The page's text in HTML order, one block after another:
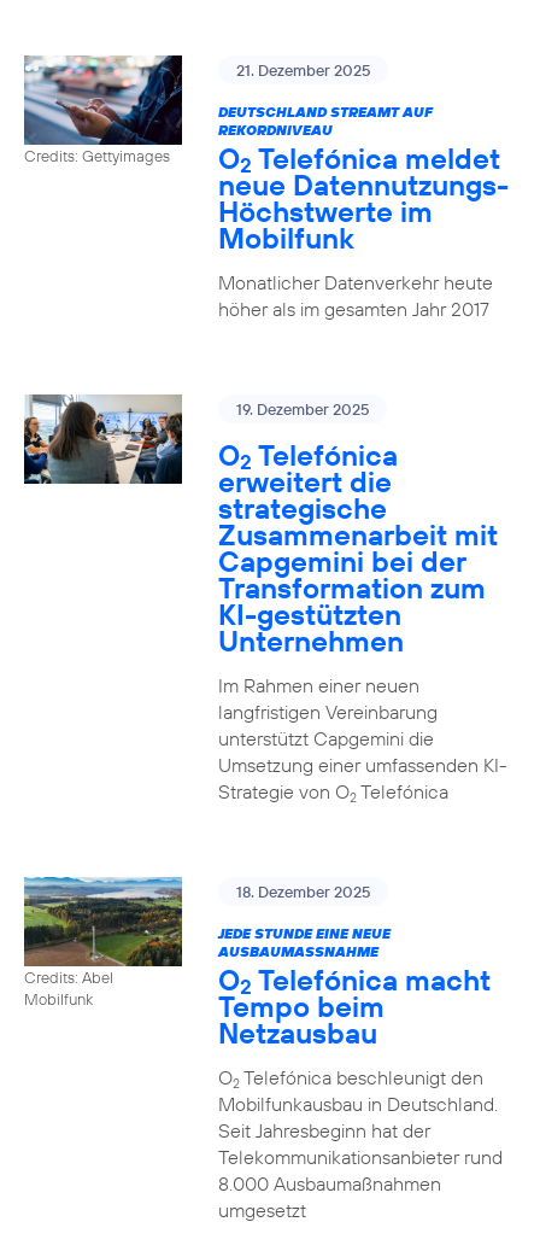
Credits: Gettyimages
21. Dezember 2025
DEUTSCHLAND STREAMT AUF
REKORDNIVEAU
O2 Telefónica meldet
neue Datennutzungs-
Höchstwerte im
Mobilfunk
Monatlicher Datenverkehr heute
höher als im gesamten Jahr 2017
19. Dezember 2025
O2 Telefónica
erweitert die
strategische
Zusammenarbeit mit
Capgemini bei der
Transformation zum
KI-gestützten
Unternehmen
Im Rahmen einer neuen
langfristigen Vereinbarung
unterstützt Capgemini die
Umsetzung einer umfassenden KI-
Strategie von O2Telefónica
Credits: Abel
Mobilfunk
18. Dezember 2025
JEDE STUNDE EINE NEUE
AUSBAUMASSNAHME
O2 Telefónica macht
Tempo beim
Netzausbau
O2Telefónica beschleunigt den
Mobilfunkausbau in Deutschland.
Seit Jahresbeginn hat der
Telekommunikationsanbieter rund
8.000 Ausbaumaßnahmen
umgesetzt